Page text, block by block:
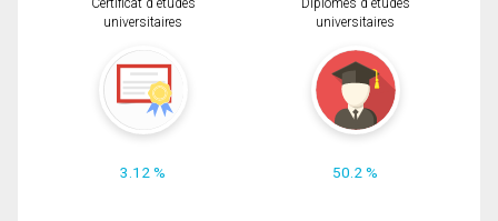
Certificat d'études
universitaires
3.12 %
Diplômes d'études
universitaires
50.2 %